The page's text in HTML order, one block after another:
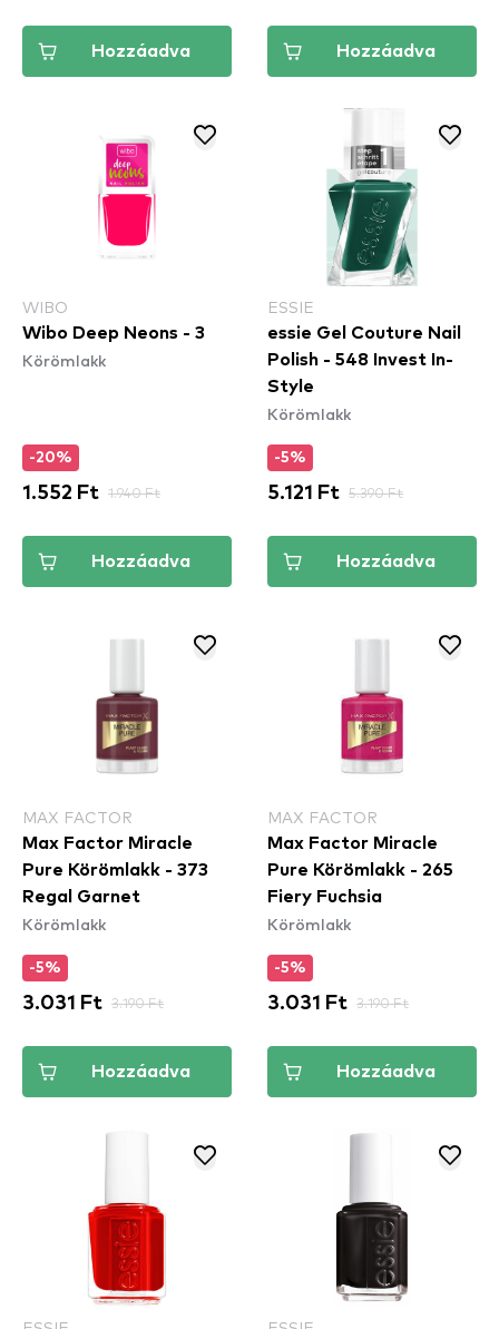
Hozzáadva Hozzáadva
WIBO
Wibo Deep Neons - 3
Körömlakk
-20%
1.552 Ft 1.940 Ft
Hozzáadva
ESSIE
essie Gel Couture Nail
Polish - 548 Invest In-
Style
Körömlakk
-5%
5.121 Ft 5.390 Ft
Hozzáadva
MAX FACTOR
Max Factor Miracle
Pure Körömlakk - 373
Regal Garnet
Körömlakk
-5%
3.031 Ft 3.190 Ft
Hozzáadva
MAX FACTOR
Max Factor Miracle
Pure Körömlakk - 265
Fiery Fuchsia
Körömlakk
-5%
3.031 Ft 3.190 Ft
Hozzáadva